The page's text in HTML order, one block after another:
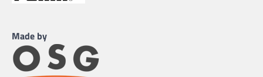
Made by